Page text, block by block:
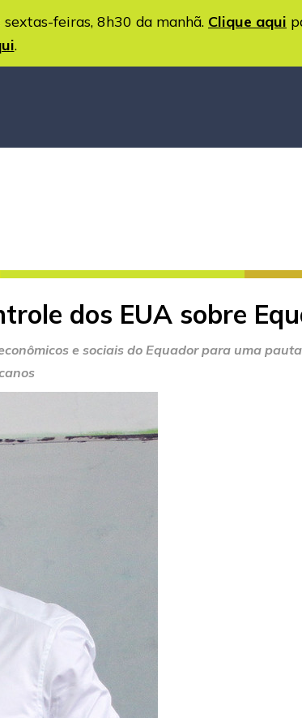
feiras, 8h30 da manhã. Clique aqui
.
dos EUA sobre
e sociais do Equador para uma